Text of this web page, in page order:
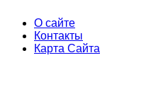
О сайте
Контакты
Карта Сайта